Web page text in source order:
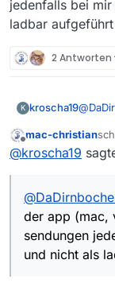
jedenfalls bei
ladbar
2 Antworten
K kroscha19@
nicht
Offline
mac-christian
@kroscha19
@
der app (mac,
sendungen
und nicht als